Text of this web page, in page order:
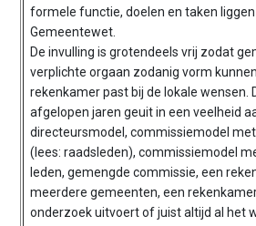
formele functie, doelen en taken
Gemeentewet.
De invulling is grotendeels vrij zodat
verplichte orgaan zodanig vorm
rekenkamer past bij de lokale wensen.
afgelopen jaren geuit in een veelheid
directeursmodel, commissiemodel
(lees: raadsleden), commissiemodel
leden, gemengde commissie, een
meerdere gemeenten, een
onderzoek uitvoert of juist altijd al het